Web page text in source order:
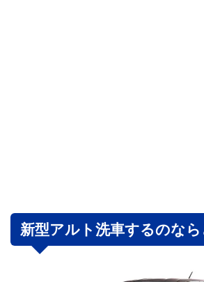
新型アルト洗車するのな